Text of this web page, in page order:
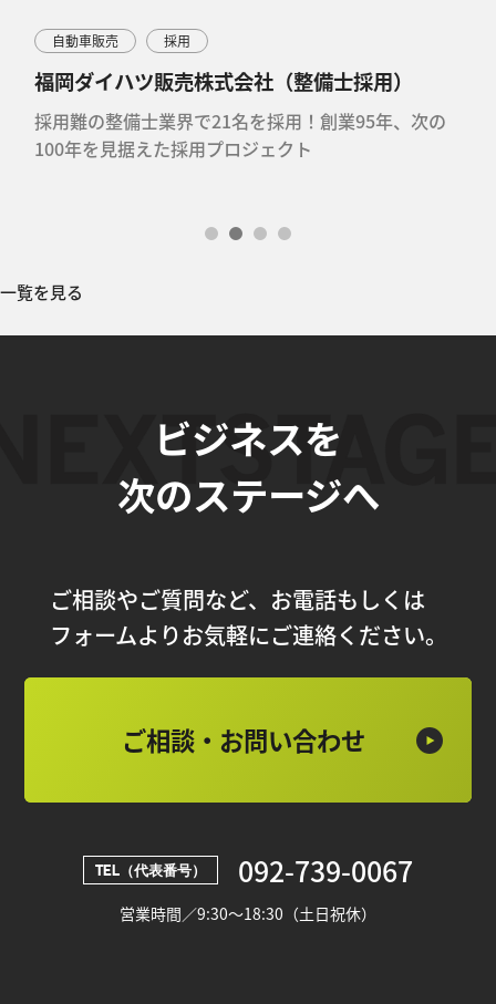
自動車販売 採用
福岡ダイハツ販売株式会社（整備士採用）
採用難の整備士業界で21名を採用！創業95年、次の
100年を見据えた採用プロジェクト
一覧を見る
ビジネスを
次のステージへ
ご相談やご質問など、お電話もしくは
フォームよりお気軽にご連絡ください。
ご相談・お問い合わせ
TEL（代表番号） 092-739-0067
営業時間／9:30～18:30（土日祝休）